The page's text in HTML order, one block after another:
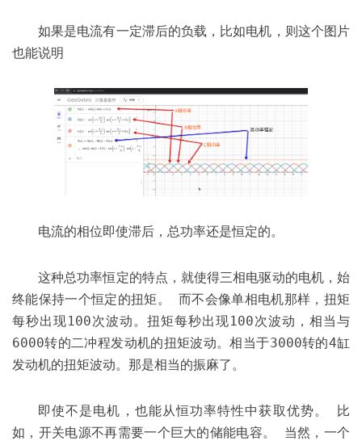
如果是电流有一定滞后的负载，比如电机，则这个图片
也能说明
电流的相位即使滞后，总功率还是恒定的。
这种总功率恒定的特点，就使得三相电驱动的电机，始
终能保持一个恒定的扭矩。 而不会像单相电机那样，扭矩
每秒出现100次波动。扭矩每秒出现100次波动，相当与
6000转的二冲程发动机的扭矩波动。相当于3000转的4缸
发动机的扭矩波动。那是相当的振麻了。
即使不是电机，也能从恒功率特性中获取优势。 比
如，开关电源不再需要一个巨大的储能电容。 当然，一个